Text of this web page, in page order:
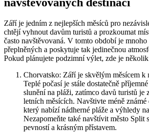
Září je jedním z nejlepších měsíců pro
chtějí vyhnout ⁣davům turistů‍ a ⁢prozkoumat
často navštěvovaná.‌ V​ tomto období je mnoho
přeplněných a poskytuje tak jedinečnou
Pokud plánujete podzimní⁢ výlet, zde je
Chorvatsko: Září je skvělým měsícem k
⁤Teplé počasí je stále dostatečně
slunění ⁤na pláži, zatímco davů turistů je
letních měsících. Navštivte‌ méně
který nabízí nádherné pláže a výhledy
‍Nezapomeňte ‍také navštívit město ‌Split‍
pevností a ​krásným přístavem.